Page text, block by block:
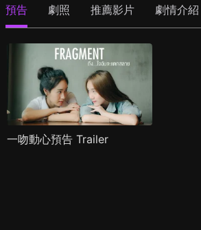
預告 劇照 推薦影片 劇情介紹
一吻動心預告 Trailer